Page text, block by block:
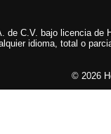
C.V. bajo licencia de
idioma, total o
© 2026